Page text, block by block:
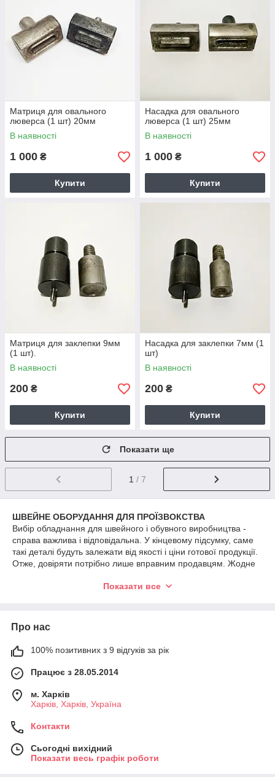
Матриця для овального
люверса (1 шт) 20мм
В наявності
1 000 ₴
Купити
Насадка для овального
люверса (1 шт) 25мм
В наявності
1 000 ₴
Купити
Матриця для заклепки 9мм
(1 шт).
В наявності
200 ₴
Купити
Насадка для заклепки 7мм (1
шт)
В наявності
200 ₴
Купити
Показати ще
1 / 7
ШВЕЙНЕ ОБОРУДАННЯ ДЛЯ ПРОЇЗВОКСТВА
Вибір обладнання для швейного і обувного виробництва -
справа важлива і відповідальна. У кінцевому підсумку, саме
такі деталі будуть залежати від якості і ціни готової продукції.
Отже, довіряти потрібно лише вправним продавцям. Жодне
інших виробів, не може обійтися без інструментів, які
продуктивності і високої якості товарів, ви можете купити
швейне обладнання у нас в магазині.
ручні насадки (пуансони, розвальтування) - це пристосування
хольнітів. Насадки використовуються залежно від вигляду і
діаметру вашої фурнітури: існують спеціальні насадки для
встановлення кнопок, ґудзиків, ґудзиків, люверсів, обувних
петель. Перед вузлом люверса або кнопки проштовхує отвір
необхідного розміру, використовуючи дірочки.
Пуансон - це маленький прес, який здатний штампувати і
Показати все
Про нас
100% позитивних з 9 відгуків за рік
Працює з 28.05.2014
м. Харків
Харків, Харків, Україна
Контакти
Сьогодні вихідний
Показати весь графік роботи